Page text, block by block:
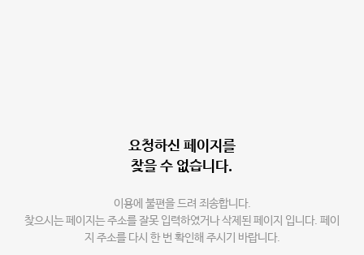
요청하신 페이지를
찾을 수 없습니다.
이용에 불편을 드려 죄송합니다.
찾으시는 페이지는 주소를 잘못 입력하였거나 삭제된 페이지 입니다. 페이
지 주소를 다시 한 번 확인해 주시기 바랍니다.